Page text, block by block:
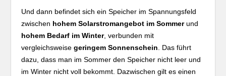
Und dann befindet sich ein Speicher im Spannungsfeld
zwischen hohem Solarstromangebot im Sommerund
hohem Bedarf im Winter, verbunden mit
vergleichsweisegeringem Sonnenschein . Das führt
dazu, dass man im Sommer den Speicher nicht leer und
im Winter nicht voll bekommt. Dazwischen gilt es einen